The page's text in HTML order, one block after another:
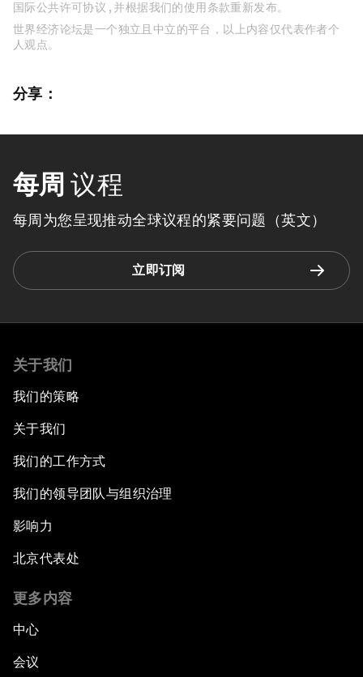
国际公共许可协议 , 并根据我们的使用条款重新发布。
世界经济论坛是一个独立且中立的平台，以上内容仅代表作者个
人观点。
分享：
每周 议程
每周为您呈现推动全球议程的紧要问题（英文）
立即订阅
关于我们
我们的策略
关于我们
我们的工作方式
我们的领导团队与组织治理
影响力
北京代表处
更多内容
中心
会议